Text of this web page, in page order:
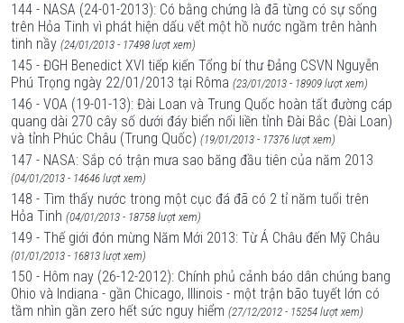
144 - NASA (24-01-2013): Có bằng chứng là đã từng có sự sống
trên Hỏa Tinh vì phát hiện dấu vết một hồ nước ngầm trên hành
tinh nầy (24/01/2013 - 17498 lượt xem)
145 - ĐGH Benedict XVI tiếp kiến Tổng bí thư Đảng CSVN Nguyễn
Phú Trọng ngày 22/01/2013 tại Rôma (23/01/2013 - 18909 lượt xem)
146 - VOA (19-01-13): Đài Loan và Trung Quốc hoàn tất đường cáp
quang dài 270 cây số dưới đáy biển nối liền tỉnh Đài Bắc (Đài Loan)
và tỉnh Phúc Châu (Trung Quốc) (19/01/2013 - 17376 lượt xem)
147 - NASA: Sắp có trận mưa sao băng đầu tiên của năm 2013
(04/01/2013 - 14646 lượt xem)
148 - Tìm thấy nước trong một cục đá đã có 2 tỉ năm tuổi trên
Hỏa Tinh (04/01/2013 - 18758 lượt xem)
149 - Thế giới đón mừng Năm Mới 2013: Từ Á Châu đến Mỹ Châu
(01/01/2013 - 16813 lượt xem)
150 - Hôm nay (26-12-2012): Chính phủ cảnh báo dân chúng bang
Ohio và Indiana - gần Chicago, Illinois - một trận bão tuyết lớn có
tầm nhìn gần zero hết sức nguy hiểm (27/12/2012 - 15254 lượt xem)